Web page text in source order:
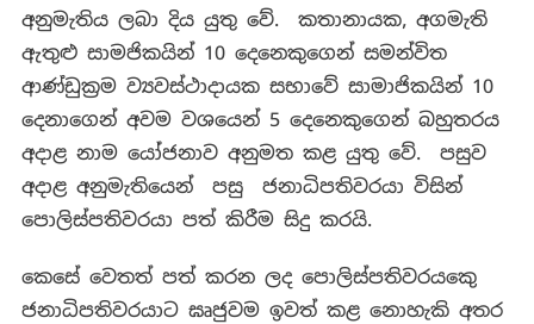
අනුමැතිය ලබා දිය යුතු වේ. කතානායක, අගමැති
ඇතුළු සාමජිකයින් 10 දෙනෙකුගෙන් සමන්විත
ආණ්ඩුක්‍රම ව්‍යවස්ථාදායක සභාවේ සාමාජිකයින් 10
දෙනාගෙන් අවම වශයෙන් 5 දෙනෙකුගෙන් බහුතරය
අදාළ නාම යෝජනාව අනුමත කළ යුතු වේ. පසුව
අදාළ අනුමැතියෙන් පසු ජනාධිපතිවරයා විසින්
පොලිස්පතිවරයා පත් කිරීම සිදු කරයි.
කෙසේ වෙතත් පත් කරන ලද පොලිස්පතිවරයකෙු
ජනාධිපතිවරයාට ඝෘජුවම ඉවත් කළ නොහැකි අතර